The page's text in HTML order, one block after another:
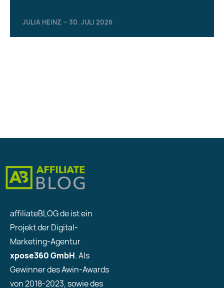
JULIA HEINZ - 30. JULI 2026
affiliateBLOG.de ist ein
Projekt der Digital-
Marketing-Agentur
xpose360 GmbH. Als
Gewinner des Awin-Awards
von 2018-2023, sowie des